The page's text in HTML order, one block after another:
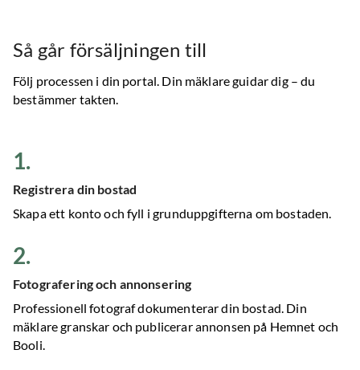
Så går försäljningen till
Följ processen i din portal. Din mäklare guidar dig – du
bestämmer takten.
1.
Registrera din bostad
Skapa ett konto och fyll i grunduppgifterna om bostaden.
2.
Fotografering och annonsering
Professionell fotograf dokumenterar din bostad. Din
mäklare granskar och publicerar annonsen på Hemnet och
Booli.